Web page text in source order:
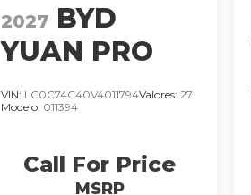
2027 BYD
YUAN PRO
DMI-I GL SUV
HIBRIDO
MOTOR 1.5
LTS 4 CIL
VIN: LC0C74C40V4011794Valores:27
Modelo: 011394
Call For Price
MSRP